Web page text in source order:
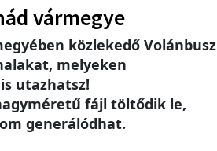
vármegye
közlekedő Volánbusz
melyeken
utazhatsz!
fájl töltődik le,
generálódhat.